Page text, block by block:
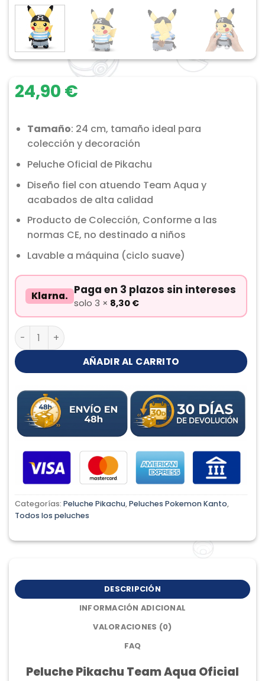
24,90 €
Tamaño: 24 cm, tamaño ideal para
colección y decoración
Peluche Oficial de Pikachu
Diseño fiel con atuendo Team Aqua y
acabados de alta calidad
Producto de Colección, Conforme a las
normas CE, no destinado a niños
Lavable a máquina (ciclo suave)
Klarna. Paga en 3 plazos sin intereses
solo 3 × 8,30 €
Pikachu Team Aqua Peluche cantidad
AÑADIR AL CARRITO
Categorías: Peluche Pikachu,Peluches Pokemon Kanto,
Todos los peluches
DESCRIPCIÓN
INFORMACIÓN ADICIONAL
VALORACIONES (0)
FAQ
Peluche Pikachu Team Aqua Oficial